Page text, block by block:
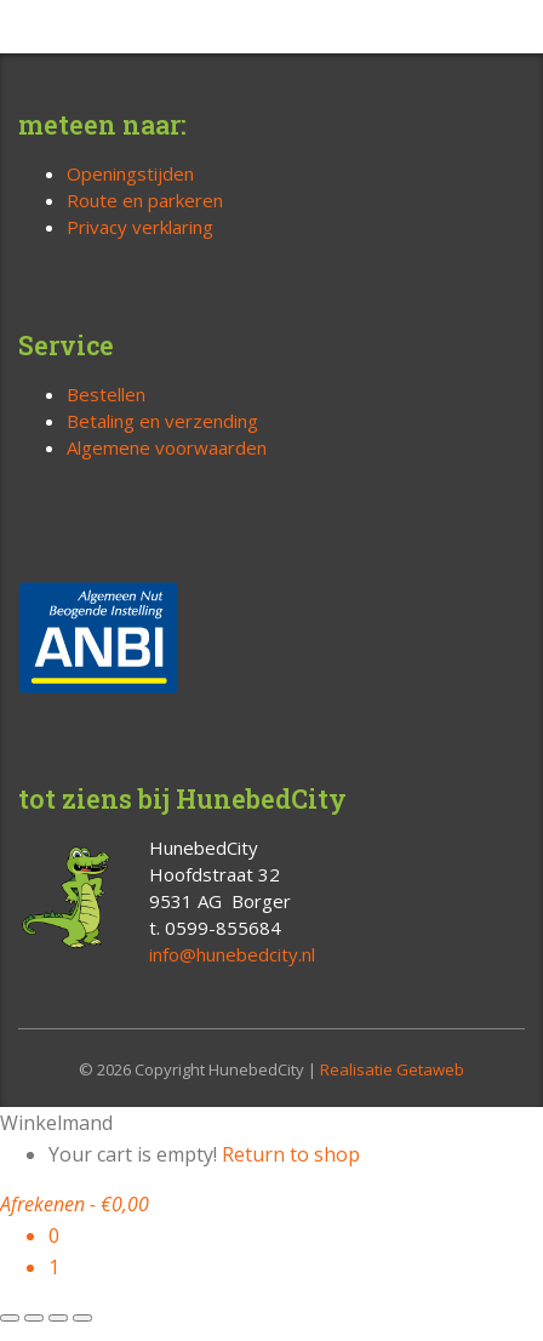
meteen naar:
Openingstijden
Route en parkeren
Privacy verklaring
Service
Bestellen
Betaling en verzending
Algemene voorwaarden
tot ziens bij HunebedCity
HunebedCity
Hoofdstraat 32
9531 AG Borger
t. 0599-855684
info@hunebedcity.nl
© 2026 Copyright HunebedCity | Realisatie Getaweb
Winkelmand
Your cart is empty! Return to shop
Afrekenen-€0,00
0
1